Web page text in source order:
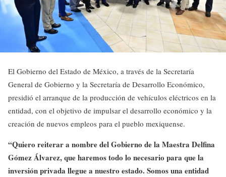
El Gobierno del Estado de México, a través de la Secretaría
General de Gobierno y la Secretaría de Desarrollo Económico,
presidió el arranque de la producción de vehículos eléctricos en la
entidad, con el objetivo de impulsar el desarrollo económico y la
creación de nuevos empleos para el pueblo mexiquense.
“Quiero reiterar a nombre del Gobierno de la Maestra Delfina
Gómez Álvarez, que haremos todo lo necesario para que la
inversión privada llegue a nuestro estado. Somos una entidad